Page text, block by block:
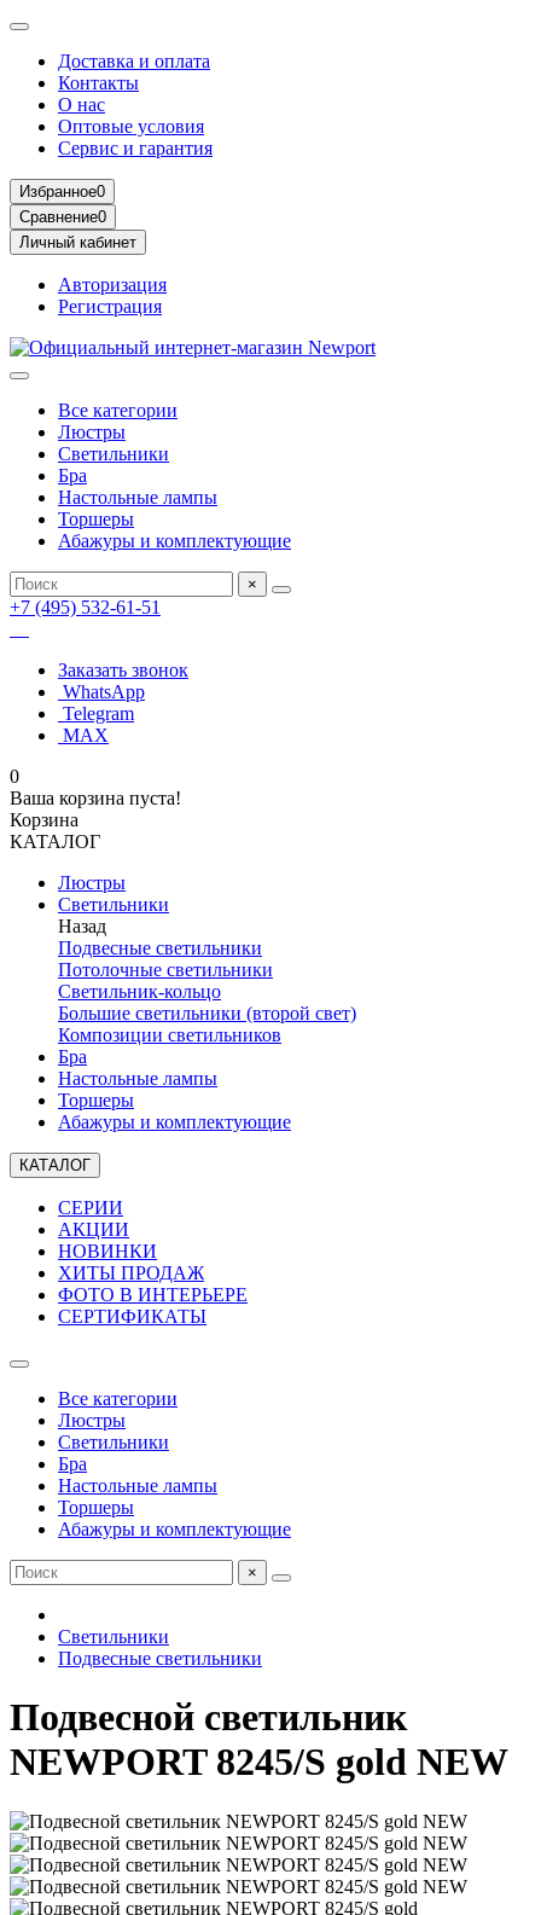
Доставка и оплата
Контакты
О нас
Оптовые условия
Сервис и гарантия
Избранное0
Сравнение0
Личный кабинет
Авторизация
Регистрация
Все категории
Люстры
Светильники
Бра
Настольные лампы
Торшеры
Абажуры и комплектующие
×
+7 (495) 532-61-51
Заказать звонок
WhatsApp
Telegram
MAX
0
Ваша корзина пуста!
Корзина
КАТАЛОГ
Люстры
Светильники
Назад
Подвесные светильники
Потолочные светильники
Светильник-кольцо
Большие светильники (второй свет)
Композиции светильников
Бра
Настольные лампы
Торшеры
Абажуры и комплектующие
КАТАЛОГ
СЕРИИ
АКЦИИ
НОВИНКИ
ХИТЫ ПРОДАЖ
ФОТО В ИНТЕРЬЕРЕ
СЕРТИФИКАТЫ
Все категории
Люстры
Светильники
Бра
Настольные лампы
Торшеры
Абажуры и комплектующие
×
Светильники
Подвесные светильники
Подвесной светильник
NEWPORT 8245/S gold NEW